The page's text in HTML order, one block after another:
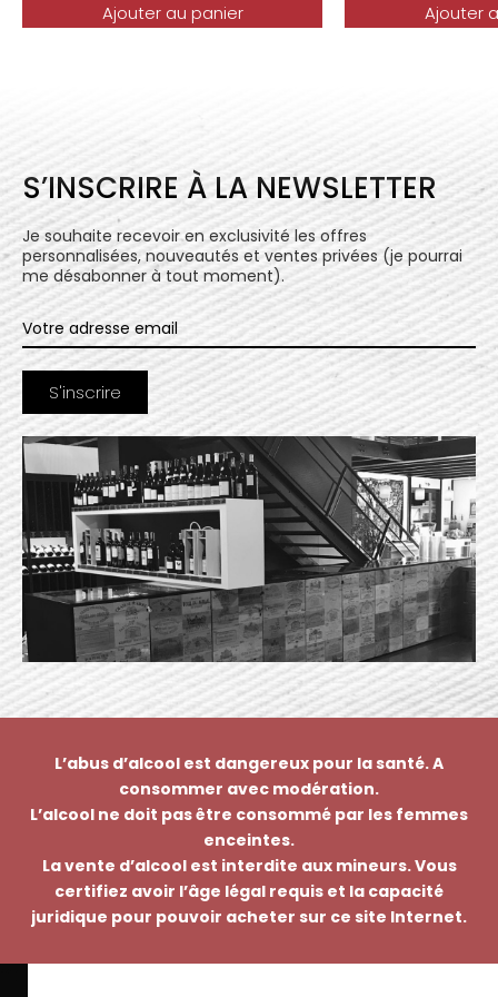
Ajouter au panier Ajouter
S’INSCRIRE À LA NEWSLETTER
Je souhaite recevoir en exclusivité les offres
personnalisées, nouveautés et ventes privées (je pourrai
me désabonner à tout moment).
L’abus d’alcool est dangereux pour la santé. A
consommer avec modération.
L’alcool ne doit pas être consommé par les femmes
enceintes.
La vente d’alcool est interdite aux mineurs. Vous
certifiez avoir l’âge légal requis et la capacité
juridique pour pouvoir acheter sur ce site Internet.